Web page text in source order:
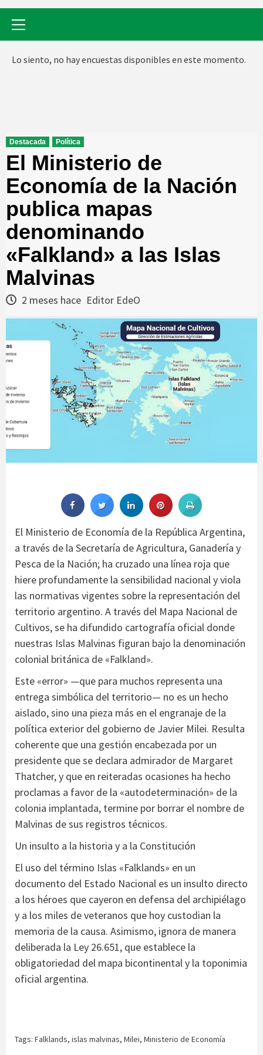
Lo siento, no hay encuestas disponibles en este momento.
Destacada Política
El Ministerio de
Economía de la Nación
publica mapas
denominando
«Falkland» a las Islas
Malvinas
2 meses hace Editor EdeO
El Ministerio de Economía de la República Argentina,
a través de la Secretaría de Agricultura, Ganadería y
Pesca de la Nación; ha cruzado una línea roja que
hiere profundamente la sensibilidad nacional y viola
las normativas vigentes sobre la representación del
territorio argentino. A través del Mapa Nacional de
Cultivos, se ha difundido cartografía oficial donde
nuestras Islas Malvinas figuran bajo la denominación
colonial británica de «Falkland».
Este «error» —que para muchos representa una
entrega simbólica del territorio— no es un hecho
aislado, sino una pieza más en el engranaje de la
política exterior del gobierno de Javier Milei. Resulta
coherente que una gestión encabezada por un
presidente que se declara admirador de Margaret
Thatcher, y que en reiteradas ocasiones ha hecho
proclamas a favor de la «autodeterminación» de la
colonia implantada, termine por borrar el nombre de
Malvinas de sus registros técnicos.
Un insulto a la historia y a la Constitución
El uso del término Islas «Falklands» en un
documento del Estado Nacional es un insulto directo
a los héroes que cayeron en defensa del archipiélago
y a los miles de veteranos que hoy custodian la
memoria de la causa. Asimismo, ignora de manera
deliberada la Ley 26.651, que establece la
obligatoriedad del mapa bicontinental y la toponimia
oficial argentina.
Tags: Falklands, islas malvinas, Milei, Ministerio de Economía